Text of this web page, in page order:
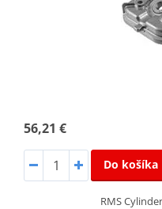
56,21 €
Do košíka
RMS